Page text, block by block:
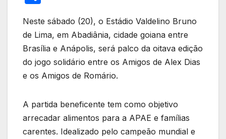
er e
b
o
o
s
A
p
p
gr
a
m
e
dI
n
e
st
ar
e
Neste sábado (20), o Estádio Valdelino Bruno
de Lima, em Abadiânia, cidade goiana entre
Brasília e Anápolis, será palco da oitava edição
do jogo solidário entre os Amigos de Alex Dias
e os Amigos de Romário.
A partida beneficente tem como objetivo
arrecadar alimentos para a APAE e famílias
carentes. Idealizado pelo campeão mundial e